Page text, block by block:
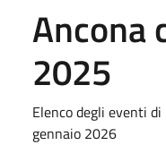
Ancona
2025
Elenco degli eventi
gennaio 2026